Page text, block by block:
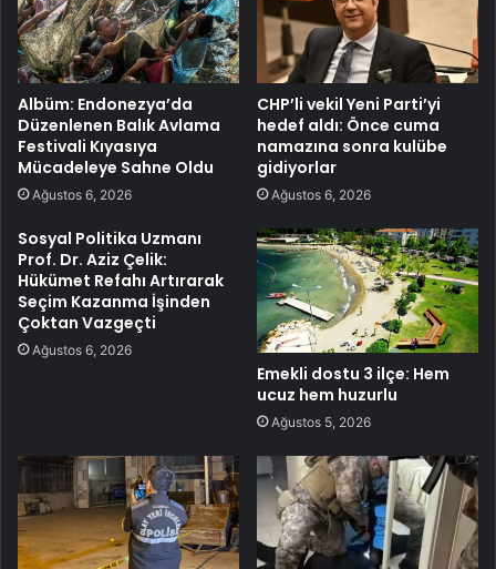
Albüm: Endonezya’da
Düzenlenen Balık Avlama
Festivali Kıyasıya
Mücadeleye Sahne Oldu
Ağustos 6, 2026
CHP’li vekil Yeni Parti’yi
hedef aldı: Önce cuma
namazına sonra kulübe
gidiyorlar
Ağustos 6, 2026
Sosyal Politika Uzmanı
Prof. Dr. Aziz Çelik:
Hükümet Refahı Artırarak
Seçim Kazanma İşinden
Çoktan Vazgeçti
Ağustos 6, 2026
Emekli dostu 3 ilçe: Hem
ucuz hem huzurlu
Ağustos 5, 2026